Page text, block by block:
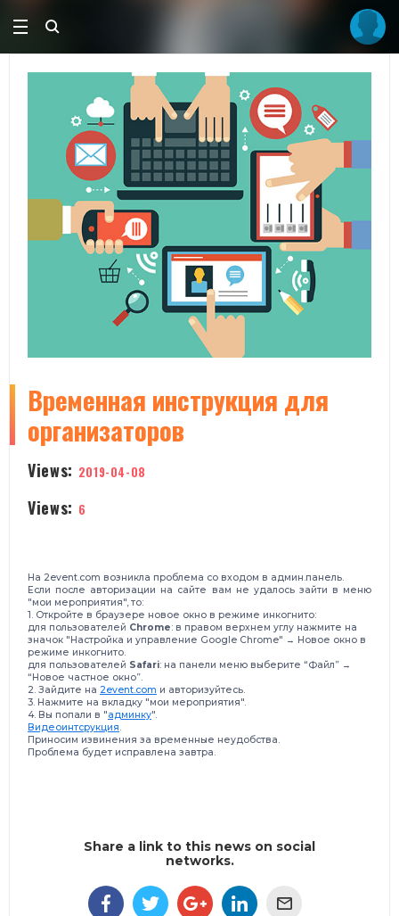
​Временная инструкция для
организаторов
Views: 2019-04-08
Views: 6
На 2event.com возникла проблема со входом в админ.панель.
Если после авторизации на сайте вам не удалось зайти в меню
"мои мероприятия", то:
1. Откройте в браузере новое окно в режиме инкогнито:
для пользователей Chrome: в правом верхнем углу нажмите на
значок "Настройка и управление Google Chrome" → Новое окно в
режиме инкогнито.
для пользователей Safari: на панели меню выберите “Файл” →
“Новое частное окно”.
2. Зайдите на 2event.com и авторизуйтесь.
3. Нажмите на вкладку "мои мероприятия".
4. Вы попали в "админку".
Видеоинтсрукция.
Приносим извинения за временные неудобства.
Проблема будет исправлена завтра.
Share a link to this news on social
networks.